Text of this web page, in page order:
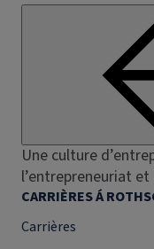
Une culture
l’entrepreneuriat
CARRIÈRES Á
Carrières